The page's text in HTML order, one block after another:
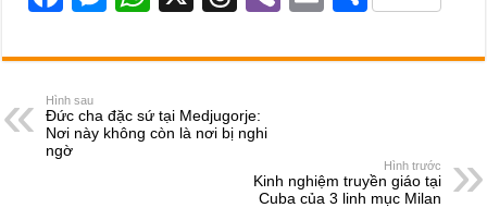
c
e
b
o
ss
n
at
A
e
d
s
er ail ar
Hình sau
Đức cha đặc sứ tại Medjugorje:
Nơi này không còn là nơi bị nghi
ngờ
Hình trước
Kinh nghiệm truyền giáo tại
Cuba của 3 linh mục Milan